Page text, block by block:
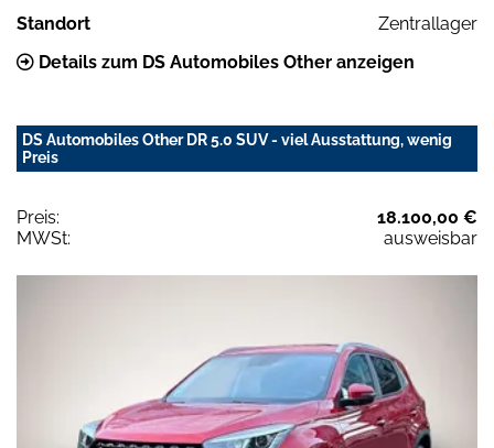
Standort
Zentrallager
Details zum DS Automobiles Other anzeigen
DS Automobiles Other DR 5.0 SUV - viel Ausstattung, wenig
Preis
Preis:
18.100,00 €
MWSt:
ausweisbar